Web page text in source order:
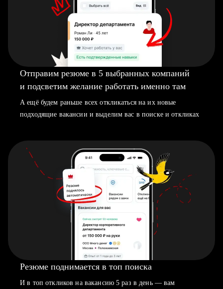
Отправим резюме в 5 выбранных компаний
и подсветим желание работать именно там
А ещё будем раньше всех откликаться на их новые
подходящие вакансии и выделим вас в поиске и откликах
Резюме поднимается в топ поиска
И в топ откликов на вакансию 5 раз в день — вам